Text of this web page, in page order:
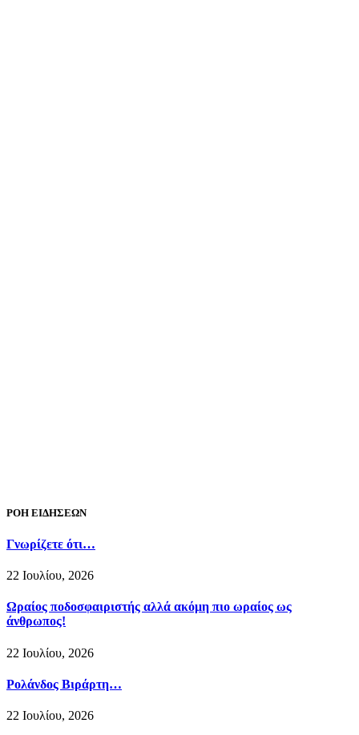
ΡΟΗ ΕΙΔΗΣΕΩΝ
Γνωρίζετε ότι…
22 Ιουλίου, 2026
Ωραίος ποδοσφαιριστής αλλά ακόμη πιο ωραίος ως
άνθρωπος!
22 Ιουλίου, 2026
Ρολάνδος Βιράρτη…
22 Ιουλίου, 2026